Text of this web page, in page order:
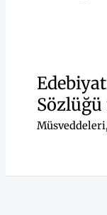
Müsveddeleri,